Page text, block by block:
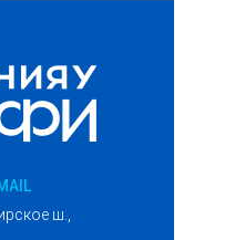
ш.,